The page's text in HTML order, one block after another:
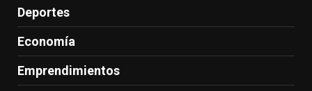
Deportes
Economía
Emprendimientos